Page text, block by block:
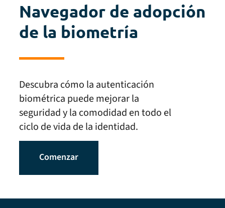
Navegador de adopción
de la biometría
Descubra cómo la autenticación
biométrica puede mejorar la
seguridad y la comodidad en todo el
ciclo de vida de la identidad.
Comenzar